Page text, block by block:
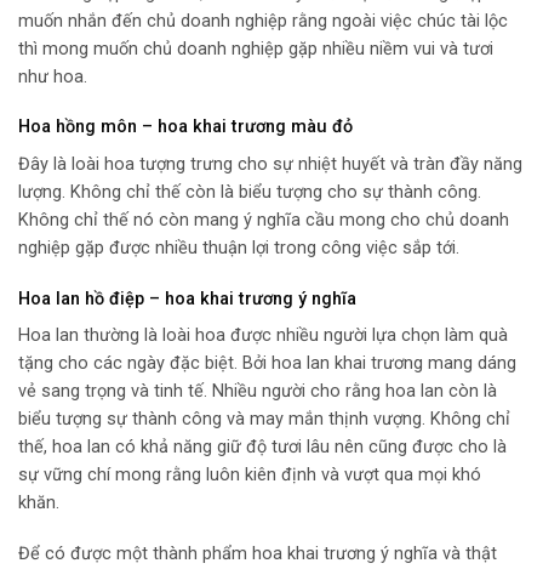
muốn nhắn đến chủ doanh nghiệp rằng ngoài việc chúc tài lộc
thì mong muốn chủ doanh nghiệp gặp nhiều niềm vui và tươi
như hoa.
Hoa hồng môn – hoa khai trương màu đỏ
Đây là loài hoa tượng trưng cho sự nhiệt huyết và tràn đầy năng
lượng. Không chỉ thế còn là biểu tượng cho sự thành công.
Không chỉ thế nó còn mang ý nghĩa cầu mong cho chủ doanh
nghiệp gặp được nhiều thuận lợi trong công việc sắp tới.
Hoa lan hồ điệp – hoa khai trương ý nghĩa
Hoa lan thường là loài hoa được nhiều người lựa chọn làm quà
tặng cho các ngày đặc biệt. Bởi hoa lan khai trương mang dáng
vẻ sang trọng và tinh tế. Nhiều người cho rằng hoa lan còn là
biểu tượng sự thành công và may mắn thịnh vượng. Không chỉ
thế, hoa lan có khả năng giữ độ tươi lâu nên cũng được cho là
sự vững chí mong rằng luôn kiên định và vượt qua mọi khó
khăn.
Để có được một thành phẩm hoa khai trương ý nghĩa và thật